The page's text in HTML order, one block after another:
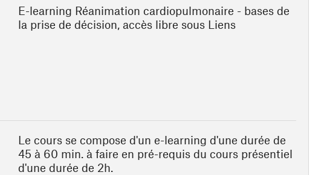
E-learning Réanimation cardiopulmonaire - bases de
la prise de décision, accès libre sous Liens
Le cours se compose d'un e-learning d'une durée de
45 à 60 min. à faire en pré-requis du cours présentiel
d'une durée de 2h.